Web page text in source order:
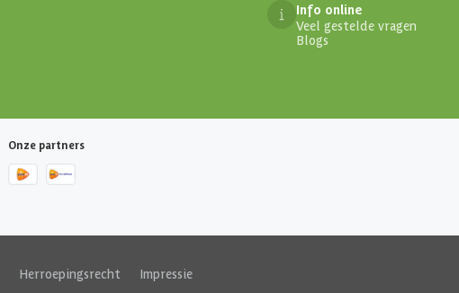
Info online
Veel gestelde vragen
Blogs
Onze partners
Herroepingsrecht Impressie